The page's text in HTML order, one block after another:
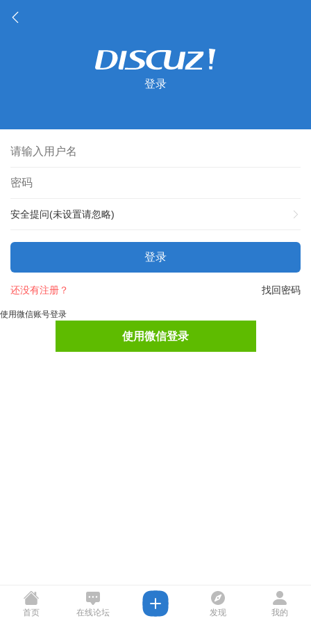
登录
安全提问(未设置请忽略)
登录
找回密码
还没有注册？
使用微信账号登录
使用微信登录
首页 在线论坛 发现 我的